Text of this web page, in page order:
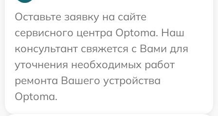
Оставьте заявку на сайте
сервисного центра Optoma. Наш
консультант свяжется с Вами для
уточнения необходимых работ
ремонта Вашего устройства
Optoma.